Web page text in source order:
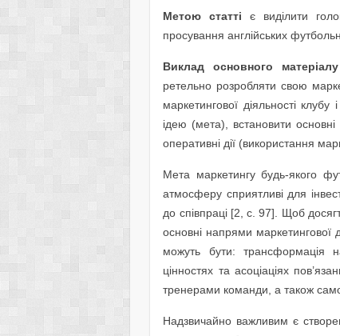
Метою статті є виділити
просування англійських
Виклад основного
ретельно розробляти свою
маркетингової діяльності
ідею (мета), встановити основні
оперативні дії (використання
Мета маркетингу будь-якого
атмосферу сприятливі для
до співпраці [2, с. 97]. Щоб
основні напрями маркетингової
можуть бути: трансформація
цінностях та асоціаціях
тренерами команди, а також
Надзвичайно важливим є